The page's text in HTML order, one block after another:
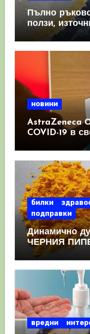
Пълно
ползи,
имунната
новини
AstraZeneca
COVID-19 в
като призна,
билки
подправки
Динамично
ЧЕРНИЯ
комбинация
вредни